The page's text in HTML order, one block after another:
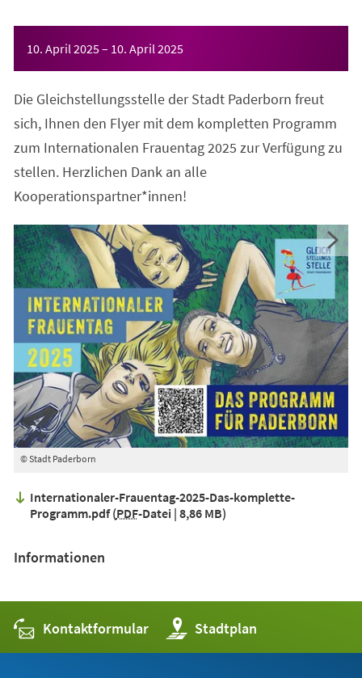
10. April 2025– 10. April 2025
Die Gleichstellungsstelle der Stadt Paderborn freut
sich, Ihnen den Flyer mit dem kompletten Programm
zum Internationalen Frauentag 2025 zur Verfügung zu
stellen. Herzlichen Dank an alle
Kooperationspartner*innen!
© Stadt Paderborn
Internationaler-Frauentag-2025-Das-komplette-
Programm.pdf PDF-Datei 8,86 MB
Informationen
Kontaktformular Stadtplan
(Öffnet
in
einem